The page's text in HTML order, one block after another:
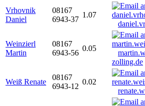
Vrhovnik
Daniel
08167
6943-37
1.07
Weinzierl
Martin
08167
6943-56
0.05
zolling.de
Weiß Renate
08167
6943-12
0.02